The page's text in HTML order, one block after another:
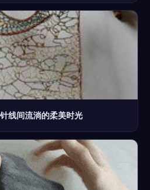
线间流淌的柔美时光